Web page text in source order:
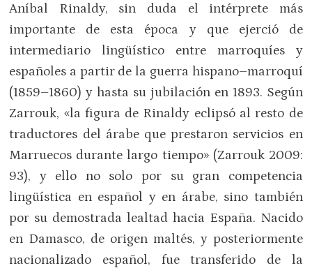
Aníbal Rinaldy, sin duda el intérprete más
importante de esta época y que ejerció de
intermediario lingüístico entre marroquíes y
españoles a partir de la guerra hispano–marroquí
(1859–1860) y hasta su jubilación en 1893. Según
Zarrouk, «la figura de Rinaldy eclipsó al resto de
traductores del árabe que prestaron servicios en
Marruecos durante largo tiempo» (Zarrouk 2009:
93), y ello no solo por su gran competencia
lingüística en español y en árabe, sino también
por su demostrada lealtad hacia España. Nacido
en Damasco, de origen maltés, y posteriormente
nacionalizado español, fue transferido de la